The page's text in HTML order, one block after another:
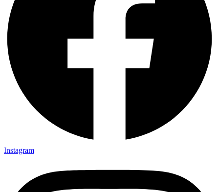
Instagram